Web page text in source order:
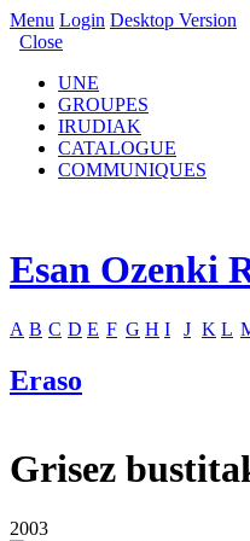
Menu Login Desktop Version
Close
UNE
GROUPES
IRUDIAK
CATALOGUE
COMMUNIQUES
Esan Ozenki
A B C D E F G H I J K L
Eraso
Grisez
2003